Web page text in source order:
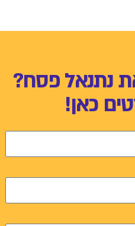
נתנאל פסח?
כאן!